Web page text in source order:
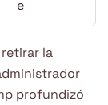
la
profundizó